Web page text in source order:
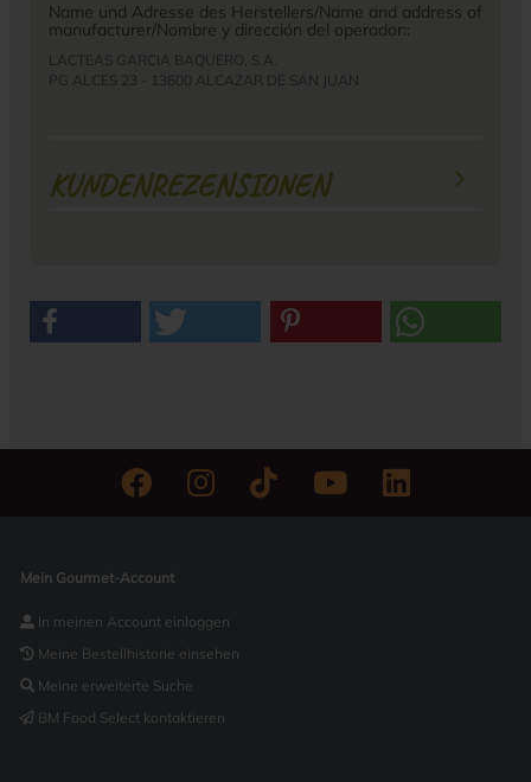
Name und Adresse des Herstellers/Name and address of
manufacturer/Nombre y dirección del operador::
LACTEAS GARCIA BAQUERO, S.A.
PG ALCES 23 - 13600 ALCAZAR DE SAN JUAN
KUNDENREZENSIONEN
Mein Gourmet-Account
In meinen Account einloggen
Meine Bestellhistorie einsehen
Meine erweiterte Suche
BM Food Select kontaktieren